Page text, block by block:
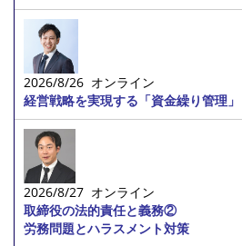
2026/8/26 オンライン
経営戦略を実現する「資金繰り管理」
2026/8/27 オンライン
取締役の法的責任と義務②
労務問題とハラスメント対策